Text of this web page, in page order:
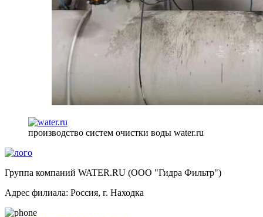
производство систем очистки воды water.ru
Группа компаний WATER.RU (ООО "Гидра Фильтр")
Адрес филиала: Россия, г. Находка